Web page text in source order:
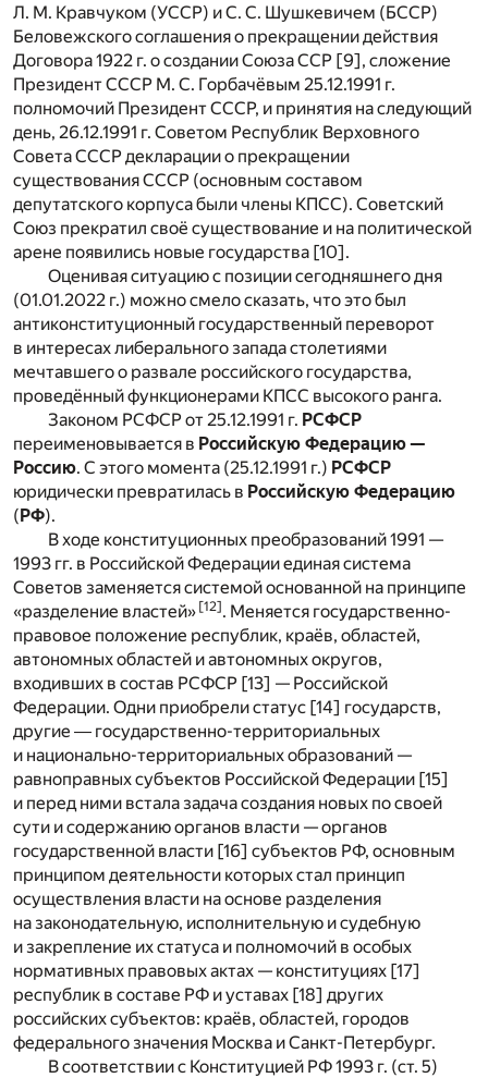
Л. М. Кравчуком (УССР) и С. С. Шушкевичем (БССР)
Беловежского соглашения о прекращении действия
Договора 1922 г. о создании Союза ССР [9], сложение
Президент СССР М. С. Горбачёвым 25.12.1991 г.
полномочий Президент СССР, и принятия на следующий
день, 26.12.1991 г. Советом Республик Верховного
Совета СССР декларации о прекращении
существования СССР (основным составом
депутатского корпуса были члены КПСС). Советский
Союз прекратил своё существование и на политической
арене появились новые государства [10].
Оценивая ситуацию с позиции сегодняшнего дня
(01.01.2022 г.) можно смело сказать, что это был
антиконституционный государственный переворот
в интересах либерального запада столетиями
мечтавшего о развале российского государства,
проведённый функционерами КПСС высокого ранга.
Законом РСФСР от 25.12.1991 г. РСФСР
переименовывается в Российскую Федерацию —
Россию. С этого момента (25.12.1991 г.) РСФСР
юридически превратилась в Российскую Федерацию
(РФ).
В ходе конституционных преобразований 1991 —
1993 гг. в Российской Федерации единая система
Советов заменяется системой основанной на принципе
«разделение властей» [12]. Меняется государственно-
правовое положение республик, краёв, областей,
автономных областей и автономных округов,
входивших в состав РСФСР [13] — Российской
Федерации. Одни приобрели статус [14] государств,
другие ― государственно-территориальных
и национально-территориальных образований —
равноправных субъектов Российской Федерации [15]
и перед ними встала задача создания новых по своей
сути и содержанию органов власти — органов
государственной власти [16] субъектов РФ, основным
принципом деятельности которых стал принцип
осуществления власти на основе разделения
на законодательную, исполнительную и судебную
и закрепление их статуса и полномочий в особых
нормативных правовых актах — конституциях [17]
республик в составе РФ и уставах [18] других
российских субъектов: краёв, областей, городов
федерального значения Москва и Санкт-Петербург.
В соответствии с Конституцией РФ 1993 г. (ст. 5)